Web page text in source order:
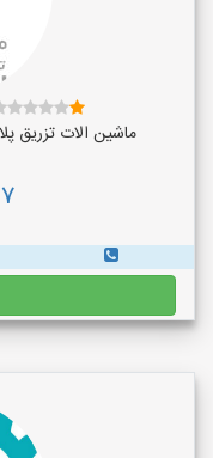
ماشین الات تزریق